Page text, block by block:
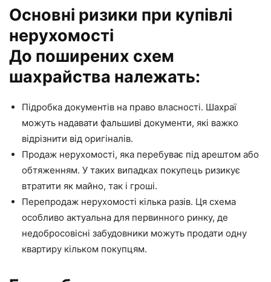
Основні ризики при купівлі
нерухомості
До поширених схем
шахрайства належать:
Підробка документів на право власності. Шахраї
можуть надавати фальшиві документи, які важко
відрізнити від оригіналів.
Продаж нерухомості, яка перебуває під арештом або
обтяженням. У таких випадках покупець ризикує
втратити як майно, так і гроші.
Перепродаж нерухомості кілька разів. Ця схема
особливо актуальна для первинного ринку, де
недобросовісні забудовники можуть продати одну
квартиру кільком покупцям.